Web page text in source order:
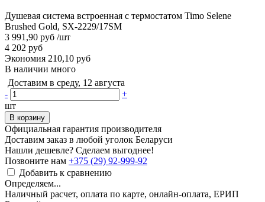
Душевая система встроенная с термостатом Timo Selene
Brushed Gold, SX-2229/17SM
3 991,90 руб /шт
4 202 руб
Экономия 210,10 руб
В наличии много
Доставим в среду, 12 августа
-
+
шт
В корзину
Официальная гарантия производителя
Доставим заказ в любой уголок Беларуси
Нашли дешевле? Сделаем выгоднее!
Позвоните нам +375 (29) 92-999-92
Добавить к сравнению
Определяем...
Наличный расчет, оплата по карте, онлайн-оплата, ЕРИП